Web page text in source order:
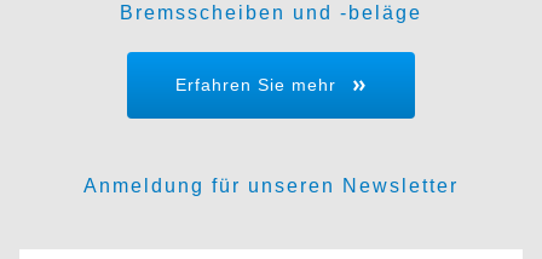
Bremsscheiben und -beläge
Erfahren Sie mehr
Anmeldung für unseren Newsletter